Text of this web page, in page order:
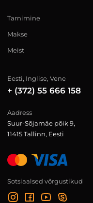
Tarnimine
Makse
Meist
Eesti, Inglise, Vene
+ (372) 55 666 158
Aadress
Suur-Sõjamäe põik 9,
11415 Tallinn, Eesti
Sotsiaalsed võrgustikud